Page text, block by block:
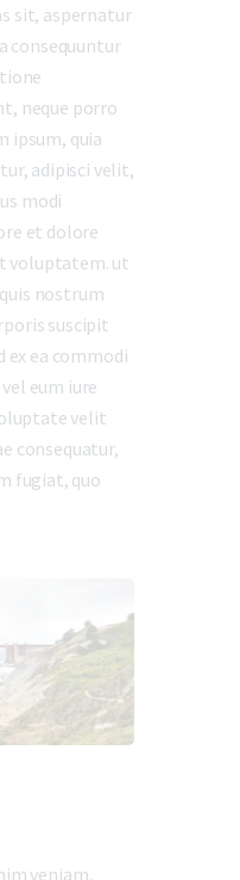
sit, aspernatur
consequuntur
neque porro
ipsum, quia
adipisci velit,
modi
et dolore
voluptatem. ut
nostrum
suscipit
ex ea commodi
eum iure
velit
consequatur,
fugiat, quo
veniam,